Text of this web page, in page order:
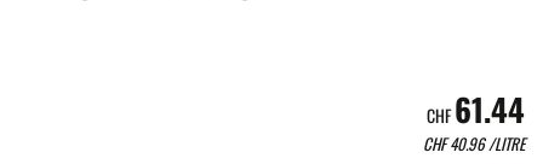
CHF61.44
CHF40.96/LITRE